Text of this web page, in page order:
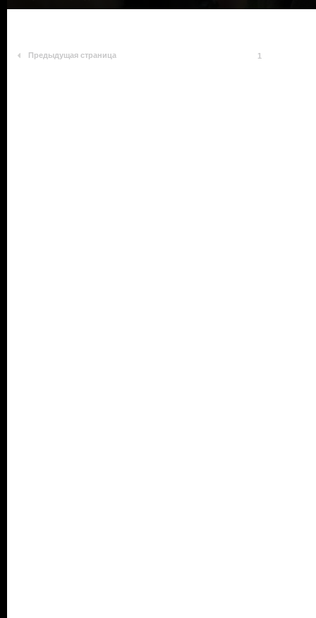
Предыдущая страница 1